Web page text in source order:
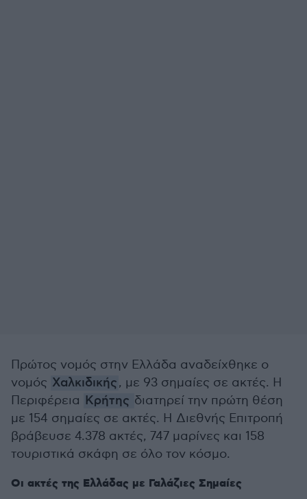
Πρώτος νομός στην Ελλάδα αναδείχθηκε ο
νομός Χαλκιδικής, με 93 σημαίες σε ακτές. Η
Περιφέρεια Κρήτης διατηρεί την πρώτη θέση
με 154 σημαίες σε ακτές. Η Διεθνής Επιτροπή
βράβευσε 4.378 ακτές, 747 μαρίνες και 158
τουριστικά σκάφη σε όλο τον κόσμο.
Οι ακτές της Ελλάδας με Γαλάζιες Σημαίες